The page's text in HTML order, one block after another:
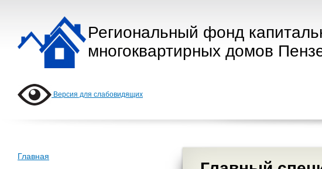
Региональный фонд
многоквартирных домов
Версия для слабовидящих
Главная